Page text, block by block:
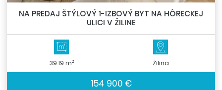
NA PREDAJ ŠTÝLOVÝ 1-IZBOVÝ BYT NA HÔRECKEJ
ULICI V ŽILINE
39.19 m2 Žilina
154 900 €